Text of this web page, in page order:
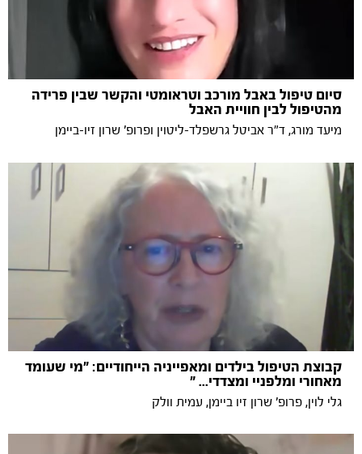
סיום טיפול באבל מורכב וטראומטי והקשר שבין פרידה
מהטיפול לבין חוויית האבל
מיעד מורג, ד"ר אביטל גרשפלד-ליטוין ופרופ' שרון זיו-ביימן
קבוצת הטיפול בילדים ומאפייניה הייחודיים: "מי שעומד
מאחורי ומלפניי ומצדדי... "
גלי לוין, פרופ' שרון זיו ביימן, עמית וולק